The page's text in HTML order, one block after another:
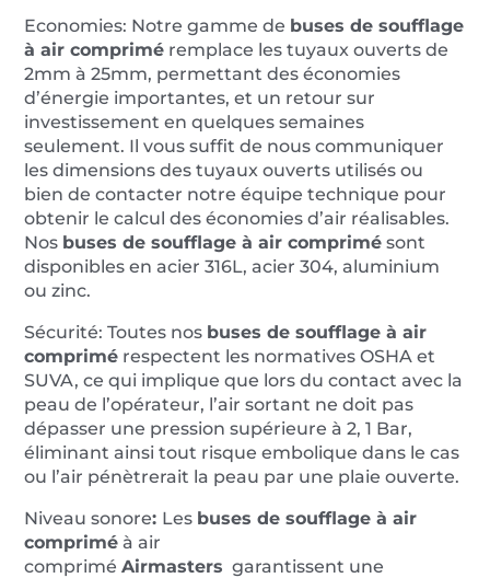
Economies: Notre gamme de buses de soufflage
à air comprimé remplace les tuyaux ouverts de
2mm à 25mm, permettant des économies
d’énergie importantes, et un retour sur
investissement en quelques semaines
seulement. Il vous suffit de nous communiquer
les dimensions des tuyaux ouverts utilisés ou
bien de contacter notre équipe technique pour
obtenir le calcul des économies d’air réalisables.
Nos buses de soufflage à air comprimé sont
disponibles en acier 316L, acier 304, aluminium
ou zinc.
Sécurité: Toutes nos busesde soufflage à air
comprimé respectent les normatives OSHA et
SUVA, ce qui implique que lors du contact avec la
peau de l’opérateur, l’air sortant ne doit pas
dépasser une pression supérieure à 2, 1 Bar,
éliminant ainsi tout risque embolique dans le cas
ou l’air pénètrerait la peau par une plaie ouverte.
Niveau sonore: Les buses de soufflage à air
comprimé à air
compriméAirmasters garantissent une